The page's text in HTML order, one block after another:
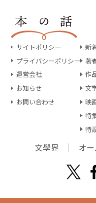
サイトポリシー
プライバシーポリシー
運営会社
お知らせ
お問い合わせ
新
著
作
文
映
特
特
文學界 オ